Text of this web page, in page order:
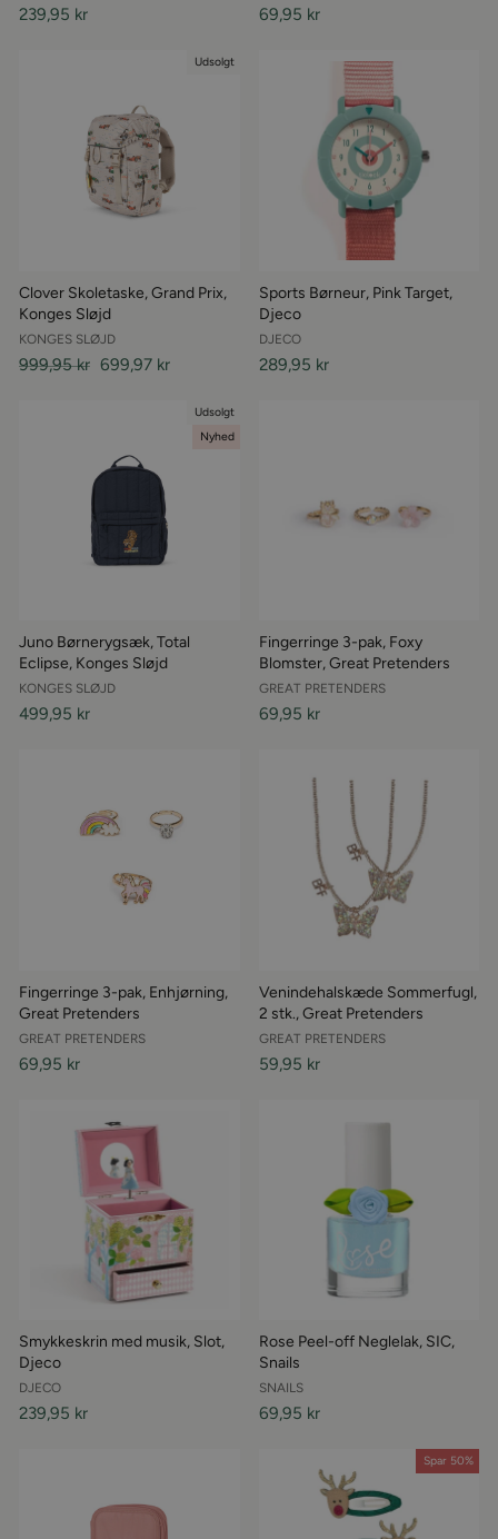
239,95 kr 69,95 kr
Udsolgt
Clover Skoletaske, Grand Prix,
Konges Sløjd
KONGES SLØJD
Almindelige
999,95 kr Udsalgspris
699,97 kr
Sports Børneur, Pink Target,
Djeco
DJECO
289,95 kr
Udsolgt
Nyhed
Juno Børnerygsæk, Total
Eclipse, Konges Sløjd
KONGES SLØJD
499,95 kr
Fingerringe 3-pak, Foxy
Blomster, Great Pretenders
GREAT PRETENDERS
69,95 kr
Fingerringe 3-pak, Enhjørning,
Great Pretenders
GREAT PRETENDERS
69,95 kr
Venindehalskæde Sommerfugl,
2 stk., Great Pretenders
GREAT PRETENDERS
59,95 kr
Smykkeskrin med musik, Slot,
Djeco
DJECO
239,95 kr
Rose Peel-off Neglelak, SIC,
Snails
SNAILS
69,95 kr
Spar 50%